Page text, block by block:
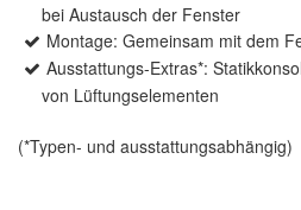
bei Austausch der Fenster
Montage: Gemeinsam mit dem
Ausstattungs-Extras*:
von Lüftungselementen
(*Typen- und ausstattungsabhängig)